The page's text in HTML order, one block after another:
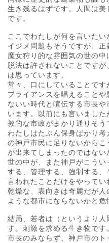
生き残るはずです。人間は
です。
ここでわたしが何を言いた
イジメ問題もそうですが、
魔女狩り的な雰囲気の世の
脱法は許されないことです
は思っています。
常々、口にしていることで
プライアンスを唱えること
ないい時代と喧伝する市長
います。以前にも言いまし
教的な市政がまかり通りそう
わたしはたぶん保身ばかり
の神戸市民に足りないから
が出来てしまったのではない
世の中が、また神戸がこう
する、管理する、強制する、
言われたことだけをやって
乾燥な、表向きは奇麗だが
ような都市にならないかと危
結局、若者は（というより
す。刺激を求める生き物です
市長のみならず、神戸市の